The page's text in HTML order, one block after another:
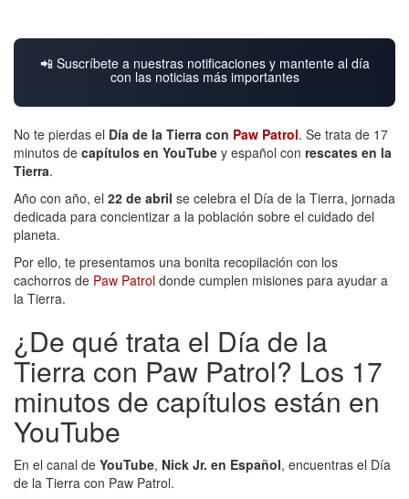
📲 Suscríbete a nuestras notificaciones y mantente al día
con las noticias más importantes
No te pierdas el Día de la Tierra con Paw Patrol. Se trata de 17
minutos de capítulos en YouTube y español con rescates en la
Tierra.
Año con año, el 22 de abril se celebra el Día de la Tierra, jornada
dedicada para concientizar a la población sobre el cuidado del
planeta.
Por ello, te presentamos una bonita recopilación con los
cachorros de Paw Patrol donde cumplen misiones para ayudar a
la Tierra.
¿De qué trata el Día de la
Tierra con Paw Patrol? Los 17
minutos de capítulos están en
YouTube
En el canal de YouTube, Nick Jr. en Español, encuentras el Día
de la Tierra con Paw Patrol.